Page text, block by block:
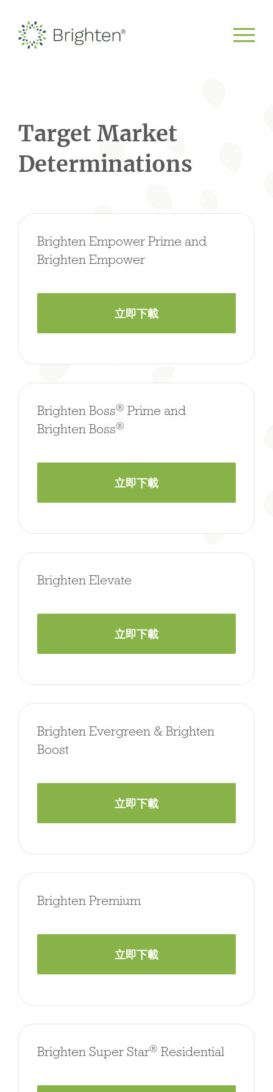
Target Market
Determinations
Brighten Empower Prime and
Brighten Empower
立即下載
Brighten Boss® Prime and
Brighten Boss®
立即下載
Brighten Elevate
立即下載
Brighten Evergreen & Brighten
Boost
立即下載
Brighten Premium
立即下載
Brighten Super Star® Residential